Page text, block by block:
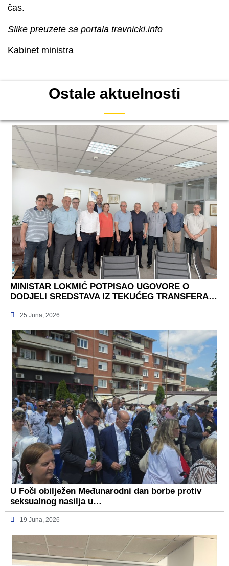
čas.
Slike preuzete sa portala travnicki.info
Kabinet ministra
Ostale aktuelnosti
MINISTAR LOKMIĆ POTPISAO UGOVORE O
DODJELI SREDSTAVA IZ TEKUĆEG TRANSFERA…
25 Juna, 2026
U Foči obilježen Međunarodni dan borbe protiv
seksualnog nasilja u…
19 Juna, 2026